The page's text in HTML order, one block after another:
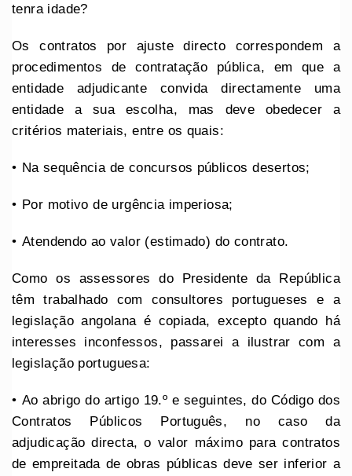
tenra idade?
Os contratos por ajuste directo correspondem a
procedimentos de contratação pública, em que a
entidade adjudicante convida directamente uma
entidade a sua escolha, mas deve obedecer a
critérios materiais, entre os quais:
•⁠ ⁠Na sequência de concursos públicos desertos;
•⁠ ⁠⁠Por motivo de urgência imperiosa;
•⁠ ⁠⁠Atendendo ao valor (estimado) do contrato.
Como os assessores do Presidente da República
têm trabalhado com consultores portugueses e a
legislação angolana é copiada, excepto quando há
interesses inconfessos, passarei a ilustrar com a
legislação portuguesa:
•⁠ ⁠Ao abrigo do artigo 19.º e seguintes, do Código dos
Contratos Públicos Português, no caso da
adjudicação directa, o valor máximo para contratos
de empreitada de obras públicas deve ser inferior a